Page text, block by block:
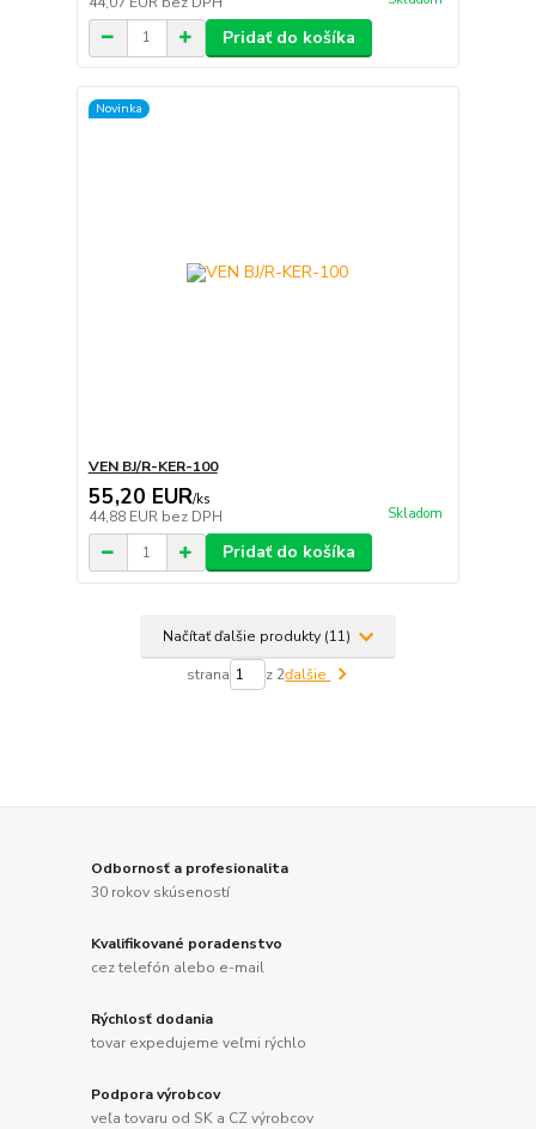
Pridať do košíka
Novinka
VEN BJ/R-KER-100
55,20 EUR/ks
44,88 EUR bez DPH Skladom
Pridať do košíka
Načítať ďalšie produkty (11)
strana z 2ďalšie
Odbornosť a profesionalita
30 rokov skúseností
Kvalifikované poradenstvo
cez telefón alebo e-mail
Rýchlosť dodania
tovar expedujeme veľmi rýchlo
Podpora výrobcov
veľa tovaru od SK a CZ výrobcov